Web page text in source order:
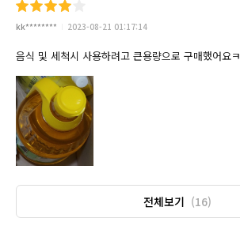
kk******** 2023-08-21 01:17:14
음식 및 세척시 사용하려고 큰용량으로 구매했어요ㅋ
전체보기 (16)